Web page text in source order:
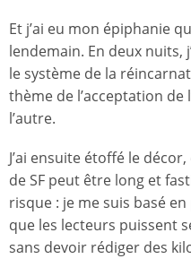
Et j’ai eu mon épiphanie
lendemain. En deux nuits,
le système de la
thème de l’acceptation de
l’autre.
J’ai ensuite étoffé le
de SF peut être long et
risque : je me suis basé
que les lecteurs puissent
sans devoir rédiger des